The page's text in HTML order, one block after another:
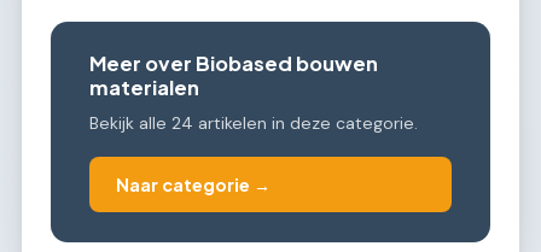
Meer over Biobased bouwen
materialen
Bekijk alle 24 artikelen in deze categorie.
Naar categorie →